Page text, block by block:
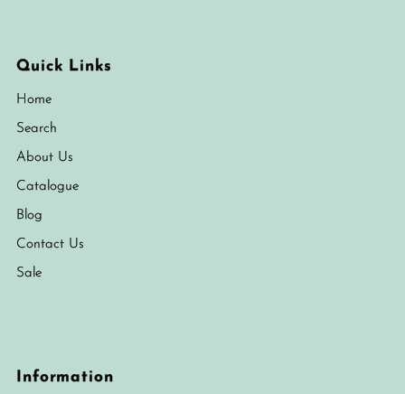
Quick Links
Home
Search
About Us
Catalogue
Blog
Contact Us
Sale
Information